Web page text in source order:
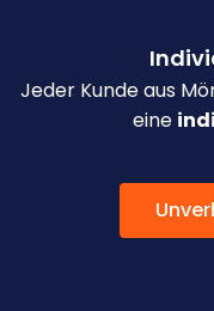
Jeder Kunde aus
eine